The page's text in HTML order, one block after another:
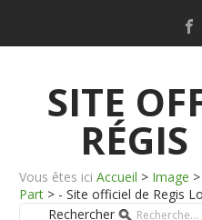
SITE
Vous êtes ici Accueil > Image >
Part > - Site officiel de Regis
Rechercher